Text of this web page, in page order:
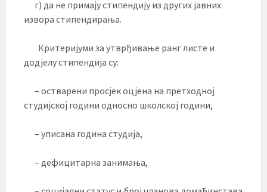
г) да не примају стипендију из других јавних
извора стипендирања.
Критеријуми за утврђивање ранг листе и
додјелу стипендија су:
– остварени просјек оцјена на претходној
студијској години односно школској години,
– уписана година студија,
– дефицитарна занимања,